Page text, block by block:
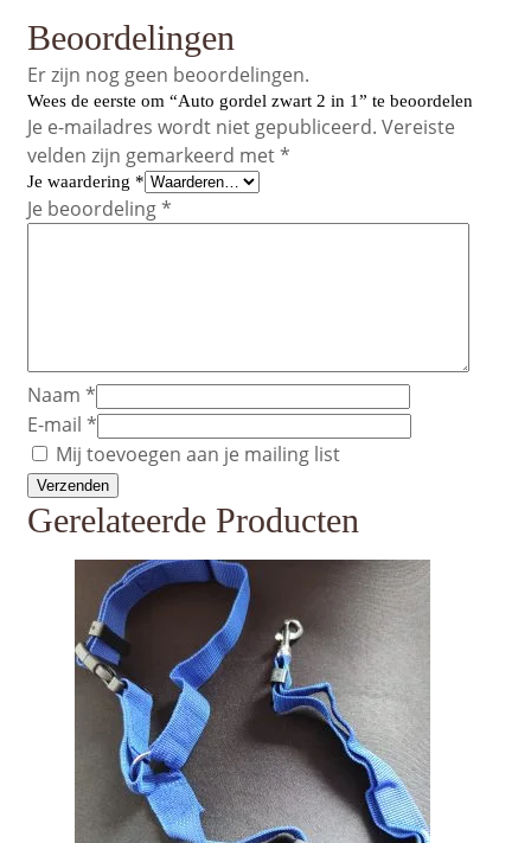
Beoordelingen
Er zijn nog geen beoordelingen.
Wees de eerste om “Auto gordel zwart 2 in 1” te beoordelen
Je e-mailadres wordt niet gepubliceerd. Vereiste
velden zijn gemarkeerd met*
Je waardering *
Je beoordeling*
Naam *
E-mail *
Mij toevoegen aan je mailing list
Gerelateerde Producten